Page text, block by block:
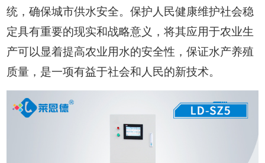
统，确保城市供水安全。保护人民健康维护社会稳
定具有重要的现实和战略意义，将其应用于农业生
产可以显着提高农业用水的安全性，保证水产养殖
质量，是一项有益于社会和人民的新技术。